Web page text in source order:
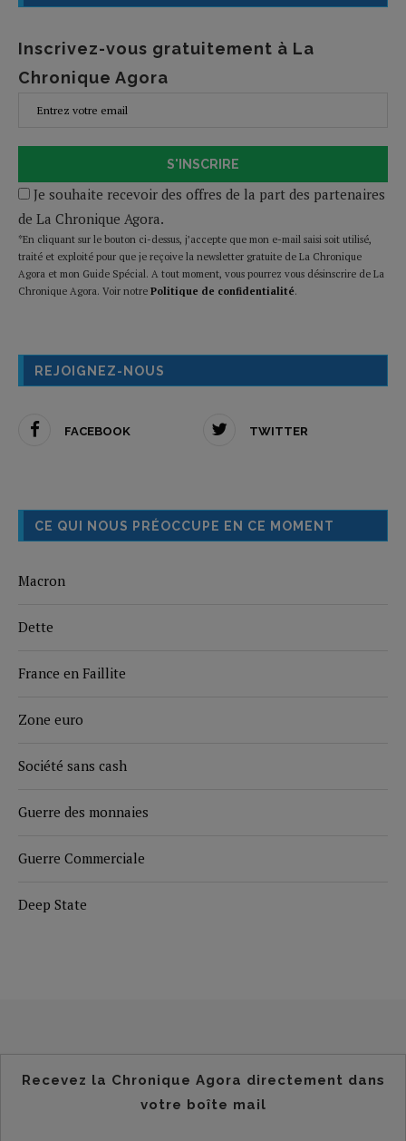
Inscrivez-vous gratuitement à La
Chronique Agora
S'INSCRIRE
Je souhaite recevoir des offres de la part des partenaires
de La Chronique Agora.
*En cliquant sur le bouton ci-dessus, j’accepte que mon e-mail saisi soit utilisé,
traité et exploité pour que je reçoive la newsletter gratuite de La Chronique
Agora et mon Guide Spécial. A tout moment, vous pourrez vous désinscrire de La
Chronique Agora. Voir notre Politique de confidentialité.
REJOIGNEZ-NOUS
FACEBOOK TWITTER
CE QUI NOUS PRÉOCCUPE EN CE MOMENT
Macron
Dette
France en Faillite
Zone euro
Société sans cash
Guerre des monnaies
Guerre Commerciale
Deep State
Recevez la Chronique Agora directement dans
votre boîte mail